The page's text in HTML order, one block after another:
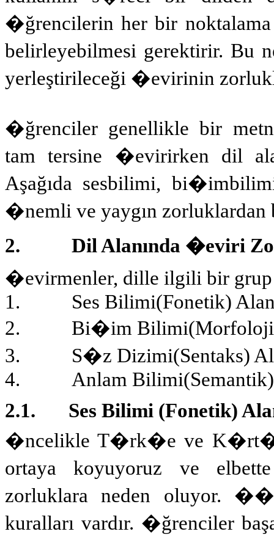
�ğrencilerin her bir
belirleyebilmesi gerektirir. Bu
yerleştirileceği �evirinin
�ğrenciler genellikle bir
tam tersine �evirirken dil
Aşağıda sesbilimi,
�nemli ve yaygın zorluklardan
2.
Dil Alanında �eviri
�evirmenler, dille ilgili bir grup
1.
Ses Bilimi(Fonetik)
2.
Bi�im Bilimi
3.
S�z Dizimi(Sentaks)
4.
Anlam Bilimi(Semantik)
2.1.
Ses Bilimi (Fonetik)
�ncelikle T�rk�e ve
ortaya koyuyoruz ve
zorluklara neden oluyor.
kuralları vardır. �ğrenciler